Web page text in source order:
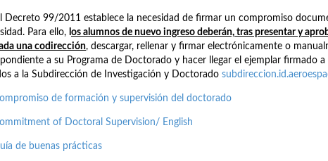
Decreto 99/2011 establece la necesidad de firmar un compromiso
Para ello, os alumnos de nuevo ingreso deberán, tras presentar y
una codirección, descargar, rellenar y firmar electrónicamente o
a su Programa de Doctorado y hacer llegar el ejemplar firmado
a la Subdirección de Investigación y Doctorado
de formación y supervisión del doctorado
of Doctoral Supervision/ English
de buenas prácticas